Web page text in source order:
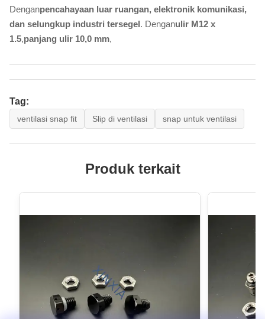
Denganpencahayaan luar ruangan, elektronik komunikasi,
dan selungkup industri tersegel. Denganulir M12 x
1.5,panjang ulir 10,0 mm,
Tag:
ventilasi snap fit Slip di ventilasi snap untuk ventilasi
Produk terkait